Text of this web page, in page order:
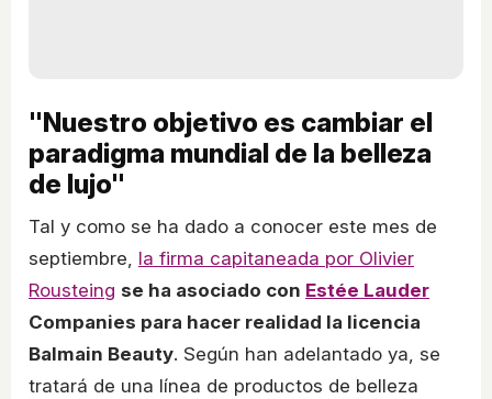
"Nuestro objetivo es cambiar el
paradigma mundial de la belleza
de lujo"
Tal y como se ha dado a conocer este mes de
septiembre, la firma capitaneada por Olivier
Rousteing se ha asociado con Estée Lauder
Companies para hacer realidad la licencia
Balmain Beauty. Según han adelantado ya, se
tratará de una línea de productos de belleza